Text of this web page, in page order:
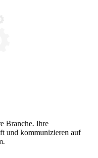
Branche. Ihre
und kommunizieren auf